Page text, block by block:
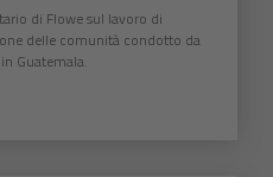
di Flowe sul lavoro di
delle comunità condotto da
Guatemala.